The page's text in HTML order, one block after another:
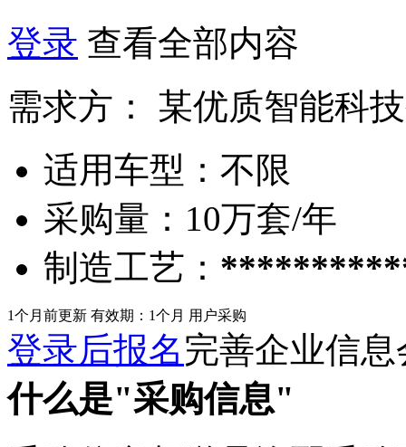
登录 查看全部内容
需求方：
某优质智能科
适用车型： 不限
采购量： 10万套/年
制造工艺：
1个月前更新 有效期：1个月 用户采购
登录后报名完善企业信
什么是"采购信息"